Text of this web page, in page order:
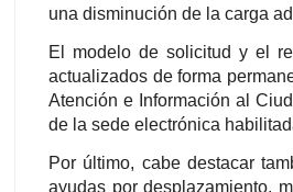
una disminución de la carga
El modelo de solicitud y el
actualizados de forma
Atención e Información al
de la sede electrónica
Por último, cabe destacar
ayudas por desplazamiento,